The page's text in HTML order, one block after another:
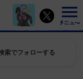
索でフォローする